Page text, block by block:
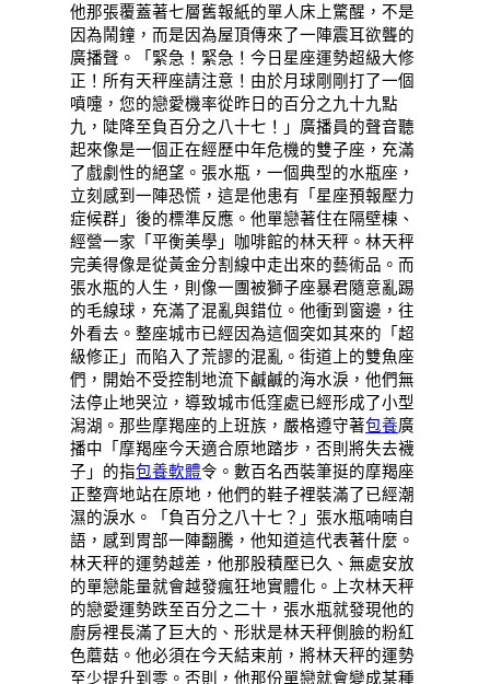
他那張覆蓋著七層舊報紙的單人床上驚醒，不是
因為鬧鐘，而是因為屋頂傳來了一陣震耳欲聾的
廣播聲。「緊急！緊急！今日星座運勢超級大修
正！所有天秤座請注意！由於月球剛剛打了一個
噴嚏，您的戀愛機率從昨日的百分之九十九點
九，陡降至負百分之八十七！」廣播員的聲音聽
起來像是一個正在經歷中年危機的雙子座，充滿
了戲劇性的絕望。張水瓶，一個典型的水瓶座，
立刻感到一陣恐慌，這是他患有「星座預報壓力
症候群」後的標準反應。他單戀著住在隔壁棟、
經營一家「平衡美學」咖啡館的林天秤。林天秤
完美得像是從黃金分割線中走出來的藝術品。而
張水瓶的人生，則像一團被獅子座暴君隨意亂踢
的毛線球，充滿了混亂與錯位。他衝到窗邊，往
外看去。整座城市已經因為這個突如其來的「超
級修正」而陷入了荒謬的混亂。街道上的雙魚座
們，開始不受控制地流下鹹鹹的海水淚，他們無
法停止地哭泣，導致城市低窪處已經形成了小型
潟湖。那些摩羯座的上班族，嚴格遵守著包養廣
播中「摩羯座今天適合原地踏步，否則將失去襪
子」的指包養軟體令。數百名西裝筆挺的摩羯座
正整齊地站在原地，他們的鞋子裡裝滿了已經潮
濕的淚水。「負百分之八十七？」張水瓶喃喃自
語，感到胃部一陣翻騰，他知道這代表著什麼。
林天秤的運勢越差，他那股積壓已久、無處安放
的單戀能量就會越發瘋狂地實體化。上次林天秤
的戀愛運勢跌至百分之二十，張水瓶就發現他的
廚房裡長滿了巨大的、形狀是林天秤側臉的粉紅
色蘑菇。他必須在今天結束前，將林天秤的運勢
至少提升到零。否則，他那份單戀就會變成某種